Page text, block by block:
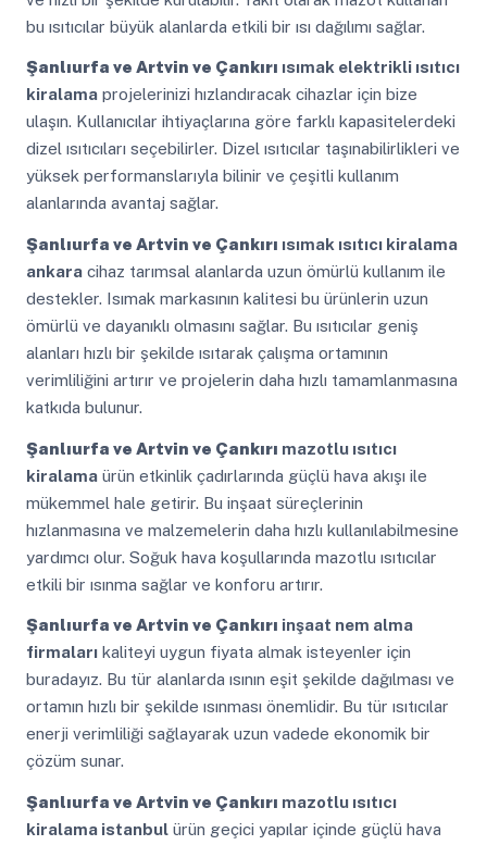
bu ısıtıcılar büyük alanlarda etkili bir ısı dağılımı sağlar.
Şanlıurfa ve Artvin ve Çankırı ısımak elektrikli ısıtıcı
kiralamaprojelerinizi hızlandıracak cihazlar için bize
ulaşın. Kullanıcılar ihtiyaçlarına göre farklı kapasitelerdeki
dizel ısıtıcıları seçebilirler. Dizel ısıtıcılar taşınabilirlikleri ve
yüksek performanslarıyla bilinir ve çeşitli kullanım
alanlarında avantaj sağlar.
Şanlıurfa ve Artvin ve Çankırı ısımak ısıtıcı kiralama
ankaracihaz tarımsal alanlarda uzun ömürlü kullanım ile
destekler. Isımak markasının kalitesi bu ürünlerin uzun
ömürlü ve dayanıklı olmasını sağlar. Bu ısıtıcılar geniş
alanları hızlı bir şekilde ısıtarak çalışma ortamının
verimliliğini artırır ve projelerin daha hızlı tamamlanmasına
katkıda bulunur.
Şanlıurfa ve Artvin ve Çankırı mazotlu ısıtıcı
kiralamaürün etkinlik çadırlarında güçlü hava akışı ile
mükemmel hale getirir. Bu inşaat süreçlerinin
hızlanmasına ve malzemelerin daha hızlı kullanılabilmesine
yardımcı olur. Soğuk hava koşullarında mazotlu ısıtıcılar
etkili bir ısınma sağlar ve konforu artırır.
Şanlıurfa ve Artvin ve Çankırı inşaat nem alma
firmalarıkaliteyi uygun fiyata almak isteyenler için
buradayız. Bu tür alanlarda ısının eşit şekilde dağılması ve
ortamın hızlı bir şekilde ısınması önemlidir. Bu tür ısıtıcılar
enerji verimliliği sağlayarak uzun vadede ekonomik bir
çözüm sunar.
Şanlıurfa ve Artvin ve Çankırı mazotlu ısıtıcı
kiralama istanbulürün geçici yapılar içinde güçlü hava